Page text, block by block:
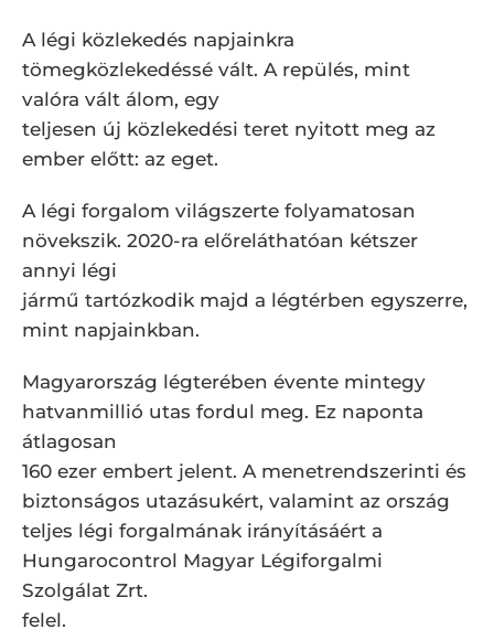
A légi közlekedés napjainkra
tömegközlekedéssé vált. A repülés, mint
valóra vált álom, egy
teljesen új közlekedési teret nyitott meg az
ember előtt: az eget.
A légi forgalom világszerte folyamatosan
növekszik. 2020-ra előreláthatóan kétszer
annyi légi
jármű tartózkodik majd a légtérben egyszerre,
mint napjainkban.
Magyarország légterében évente mintegy
hatvanmillió utas fordul meg. Ez naponta
átlagosan
160 ezer embert jelent. A menetrendszerinti és
biztonságos utazásukért, valamint az ország
teljes légi forgalmának irányításáért a
Hungarocontrol Magyar Légiforgalmi
Szolgálat Zrt.
felel.